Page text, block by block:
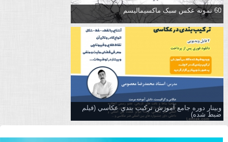
60 نمونه عکس سبک ماکسیمالیسم
وبینار دوره جامع آموزش تركيب بندي عكاسي (فیلم
ضبط شده)